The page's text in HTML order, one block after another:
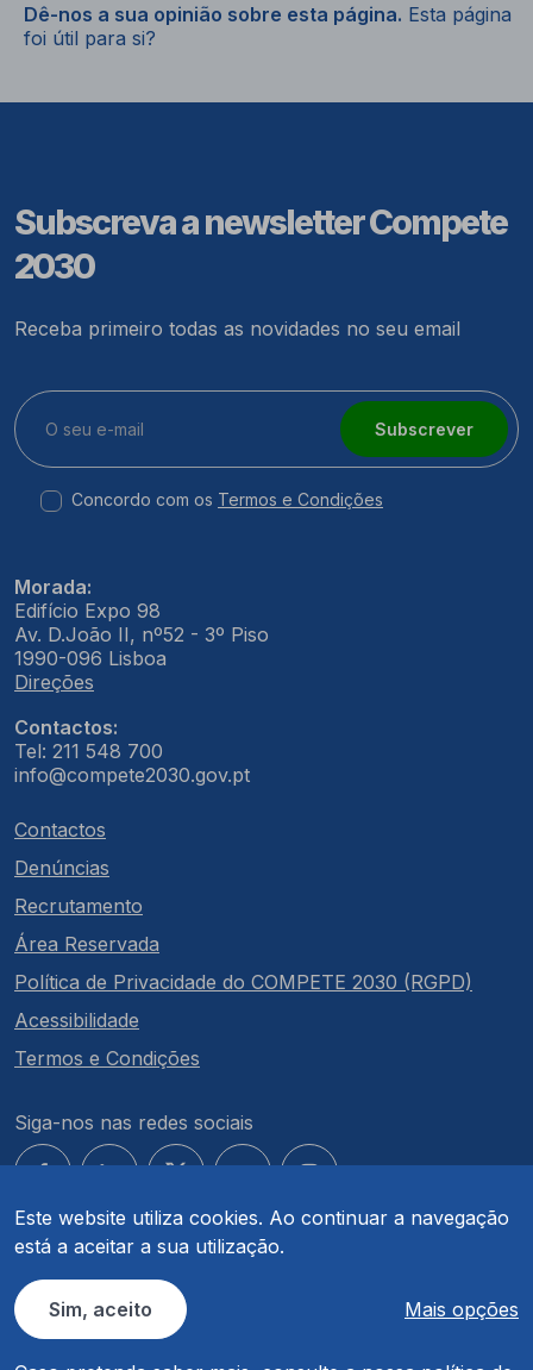
Este website utiliza cookies. Ao continuar a navegação
está a aceitar a sua utilização.
Sim, aceito Mais opções
Dê-nos a sua opinião sobre esta página. Esta página
foi útil para si?
Subscreva a newsletter Compete
2030
Receba primeiro todas as novidades no seu email
Subscrever
Concordo com os Termos e Condições
Morada:
Edifício Expo 98
Av. D.João II, nº52 - 3º Piso
1990-096 Lisboa
Direções
Contactos:
Tel: 211 548 700
info@compete2030.gov.pt
Contactos
Denúncias
Recrutamento
Área Reservada
Política de Privacidade do COMPETE 2030 (RGPD)
Acessibilidade
Termos e Condições
Siga-nos nas redes sociais
© COMPETE 2030. Todos os direitos reservados.